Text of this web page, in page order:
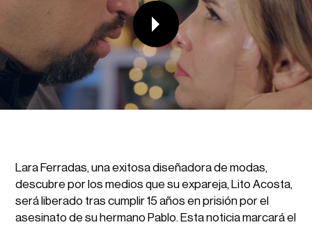
Lara Ferradas, una exitosa diseñadora de modas,
descubre por los medios que su expareja, Lito Acosta,
será liberado tras cumplir 15 años en prisión por el
asesinato de su hermano Pablo. Esta noticia marcará el